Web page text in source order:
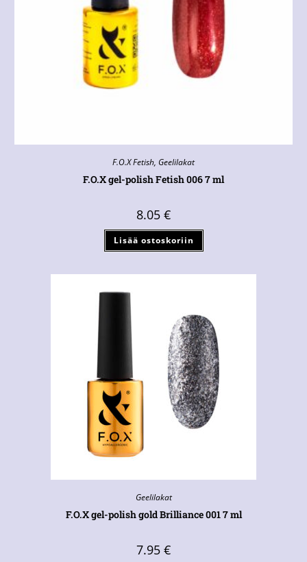
F.O.X Fetish, Geelilakat
F.O.X gel-polish Fetish 006 7 ml
8.05 €
Lisää ostoskoriin
Geelilakat
F.O.X gel-polish gold Brilliance 001 7 ml
7.95 €